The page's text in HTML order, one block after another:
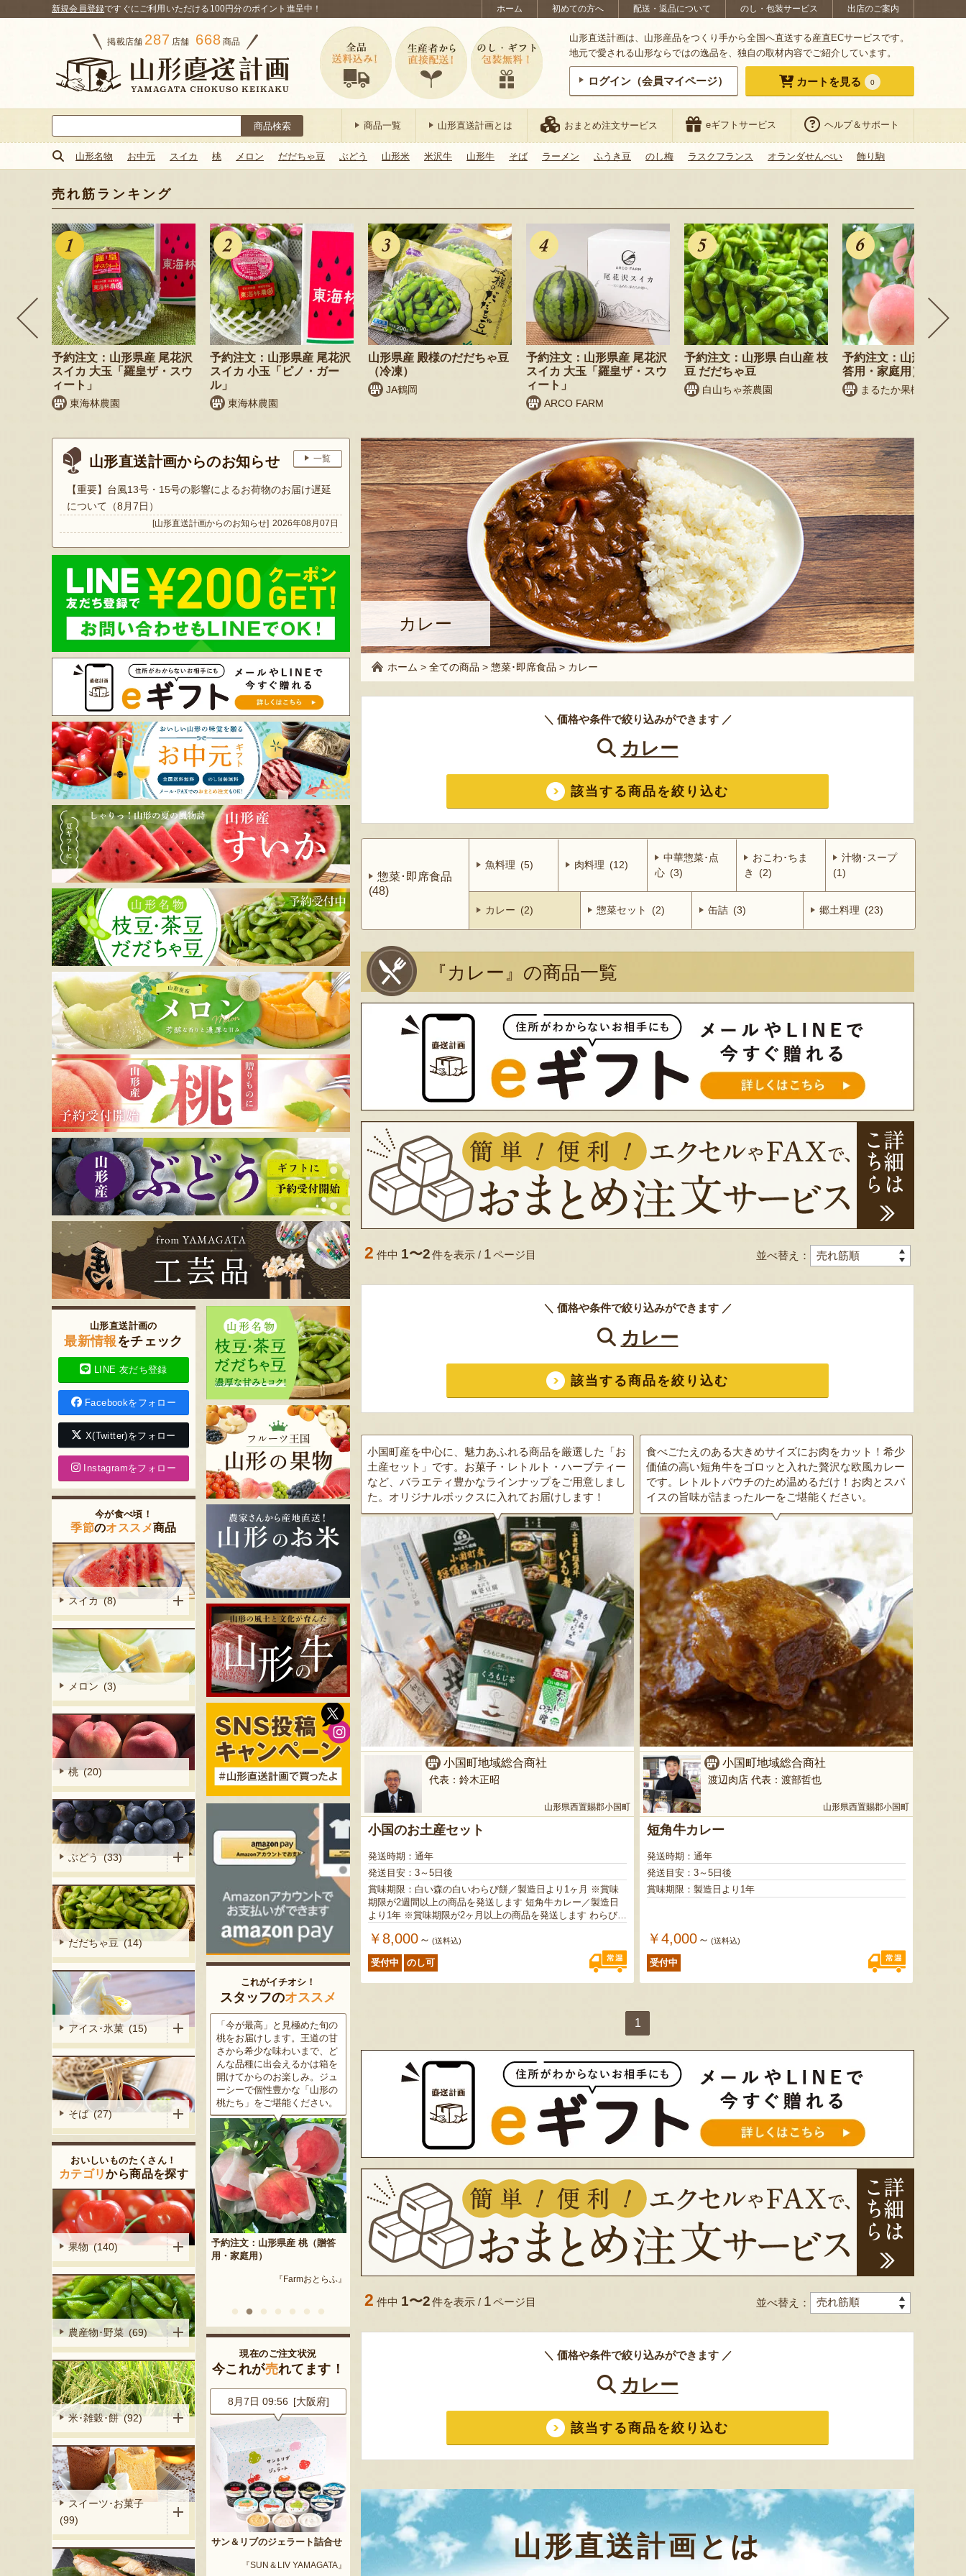
ホーム 初めての方へ 配送・返品について のし・包装サービス 出店のご案内
新規会員登録ですぐにご利用いただける100円分のポイント進呈中！
掲載店舗 287 店舗 668 商品
山形直送計画は、山形産品をつくり手から全国へ直送する産直ECサービスです。
地元で愛される山形ならではの逸品を、独自の取材内容でご紹介しています。
ログイン（会員マイページ） カートを見る 0
索:
商品一覧 山形直送計画とは おまとめ注文サービス eギフトサービス ヘルプ＆サポート
山形名物 お中元 スイカ 桃 メロン だだちゃ豆 ぶどう 山形米 米沢牛 山形牛 そば ラーメン ふうき豆 のし梅 ラスクフランス オランダせんべい 飾り駒
売れ筋ランキング
予約注文：山形県産 尾花沢
スイカ 大玉「羅皇ザ・スウ
ィート」
東海林農園
予約注文：山形県産 尾花沢
スイカ 小玉「ピノ・ガー
ル」
東海林農園
山形県産 殿様のだだちゃ豆
（冷凍）
JA鶴岡
予約注文：山形県産 尾花沢
スイカ 大玉「羅皇ザ・スウ
ィート」
ARCO FARM
予約注文：山形県 白山産 枝
豆 だだちゃ豆
白山ちゃ茶農園
予約注文：山形県産 桃
答用・家庭用）
まるたか果樹園
山形直送計画からのお知らせ 一覧
【重要】台風13号・15号の影響によるお荷物のお届け遅延
について（8月7日）
[山形直送計画からのお知らせ] 2026年08月07日
カレー
ホーム > 全ての商品 > 惣菜･即席食品 > カレー
＼ 価格や条件で絞り込みができます ／
カレー
該当する商品を絞り込む
惣菜･即席食品
(48)
魚料理 (5) 肉料理 (12)
中華惣菜･点
心 (3)
おこわ･ちま
き (2)
汁物･スープ
(1)
カレー (2) 惣菜セット (2) 缶詰 (3) 郷土料理 (23)
『カレー』の商品一覧
2 件中 1〜2件を表示 / 1ページ目 並べ替え：
＼ 価格や条件で絞り込みができます ／
カレー
該当する商品を絞り込む
小国町産を中心に、魅力あふれる商品を厳選した「お
土産セット」です。お菓子・レトルト・ハーブティー
など、バラエティ豊かなラインナップをご用意しまし
た。オリジナルボックスに入れてお届けします！
小国町地域総合商社
山形県西置賜郡小国町
代表：鈴木正昭
小国のお土産セット
発送時期：通年
発送目安：3～5日後
賞味期限：白い森の白いわらび餅／製造日より1ヶ月 ※賞味
期限が2週間以上の商品を発送します 短角牛カレー／製造日
より1年 ※賞味期限が2ヶ月以上の商品を発送します わらび水
ます おぐに味噌／製造日より3ヶ月 ※賞味期限が2ヶ月以上の
商品を発送します 雪国の辛みそ（元祖）／製造日より6ヶ月
※賞味期限が2ヶ月以上の商品を発送します 芋けんぴ／製造
￥8,000 ～ (送料込)
受付中 のし可
食べごたえのある大きめサイズにお肉をカット！希少
価値の高い短角牛をゴロッと入れた贅沢な欧風カレー
です。レトルトパウチのため温めるだけ！お肉とスパ
イスの旨味が詰まったルーをご堪能ください。
小国町地域総合商社
山形県西置賜郡小国町
渡辺肉店 代表：渡部哲也
短角牛カレー
発送時期：通年
発送目安：3～5日後
賞味期限：製造日より1年
￥4,000 ～ (送料込)
受付中
1
2 件中 1〜2件を表示 / 1ページ目 並べ替え：
＼ 価格や条件で絞り込みができます ／
カレー
該当する商品を絞り込む
山形直送計画とは
山形直送計画の
最新情報をチェック
LINE 友だち登録
Facebookをフォロー
X(Twitter)をフォロー
Instagramをフォロー
今が食べ頃！
季節のオススメ商品
スイカ (8)
メロン (3)
桃 (20)
ぶどう (33)
だだちゃ豆 (14)
アイス･氷菓 (15)
そば (27)
おいしいものたくさん！
カテゴリから商品を探す
果物 (140)
農産物･野菜 (69)
米･雑穀･餅 (92)
スイーツ･お菓子
(99)
これがイチオシ！
スタッフのオススメ
フデザイン』
「今が最高」と見極めた旬の
桃をお届けします。王道の甘
さから希少な味わいまで、ど
んな品種に出会えるかは箱を
開けてからのお楽しみ。ジュ
ーシーで個性豊かな「山形の
桃たち」をご堪能ください。
予約注文：山形県産 桃（贈答
用・家庭用）
『Farmおとらふ』
米沢牛は、非常に厳しい条件
をクリアした最高級のブラン
ド牛。美しいサシ・きめ細か
な肉質・とろける食感・濃厚
な旨味、すべてが抜群です。
高級感のある黒化粧箱入りの
ため、大切な人への贈り物に
どうぞ！
米沢牛
『肉匠えんどう』
の「米ぬか」から作られた食
用油。油特有の臭いやクセが
なく、食材の美味しさを引き
立てます。一度使えば、毎日
使いたくなること間違いなし
まいにちのこめ油
『三和油脂株式会社』
はなく、美味しさや食感を重
視した「中玉」にこだわって
栽培しています。「陽夏妃」
や「川中島白桃」など、その
時期に旬の品種をお届けしま
す。
予約注文：山形県産 桃（贈答
っと詰まった「ミックスゼリ
ー」。色をテーマに、素材の
組み合わせやカットの仕方に
もこだわりました。箱を開け
た瞬間に笑顔になれるゼリー
は、大切な方への贈り物にも
最適。
ミックスゼリー
『たかはたファーム』
の」。存在感のある大きさ
甘みが特徴。朝採りをその日
まにお届けします。
予約注文：山形県産トウモロコ
シ「おおもの」
『長岡ファーム』
現在のご注文状況
今これが売れてます！
8月7日 09:56 [大阪府]
サン＆リブのジェラート詰合せ
『SUN＆LIV YAMAGATA』
8月7日 09:56 [東京都]
山形県産 尾花沢スイカ 小玉
山形県産 枝豆・茶豆
『大友惣兵衛』
山形県産 桃（贈答用・家庭用）
『タキグチフルーツガーデン』
山形県産 尾花沢スイカ 大玉
「羅皇ザ・スウィート」
サン＆リブのジェラート詰合せ
『SUN＆LIV YAMAGATA』